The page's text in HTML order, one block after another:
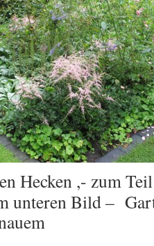
Hecken ,- zum
unteren Bild –